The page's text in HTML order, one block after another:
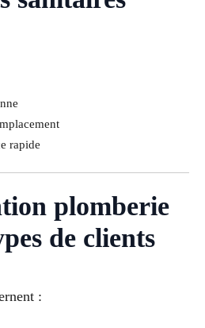
rapide
plomberie
de clients
: